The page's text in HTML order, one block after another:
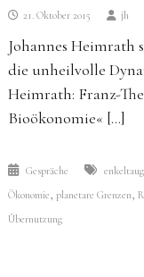
21. Oktober 2015 jh
Johannes Heimrath
die unheilvolle
Heimrath: Franz-
Bioökonomie« […]
Gespräche
Ökonomie, planetare Grenzen,
Übernutzung